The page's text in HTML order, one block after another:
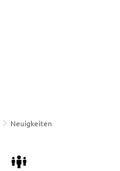
Neuigkeiten